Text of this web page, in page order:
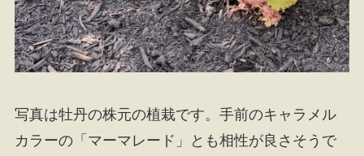
写真は牡丹の株元の植栽です。手前のキャラメル
カラーの「マーマレード」とも相性が良さそうで